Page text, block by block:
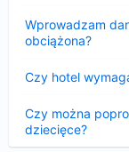
Wprowadzam
obciążona?
Czy hotel
Czy można
dziecięce?